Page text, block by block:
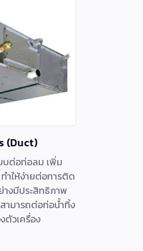
(Duct)
บต่อท่อลม เพิ่ม
ำให้ง่ายต่อการติด
างมีประสิทธิภาพ
ามารถต่อท่อน้ำทิ้ง
ตัวเครื่อง